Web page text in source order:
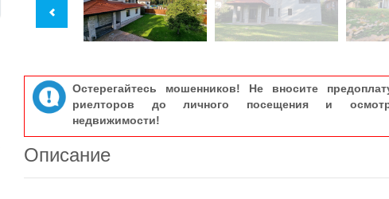
Остерегайтесь мошенников! Не вносите
риелторов до личного посещения и
недвижимости!
Описание